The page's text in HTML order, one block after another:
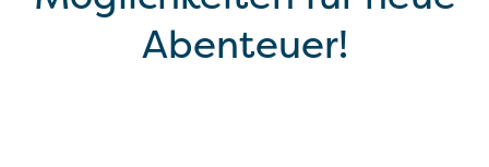
Abenteuer!